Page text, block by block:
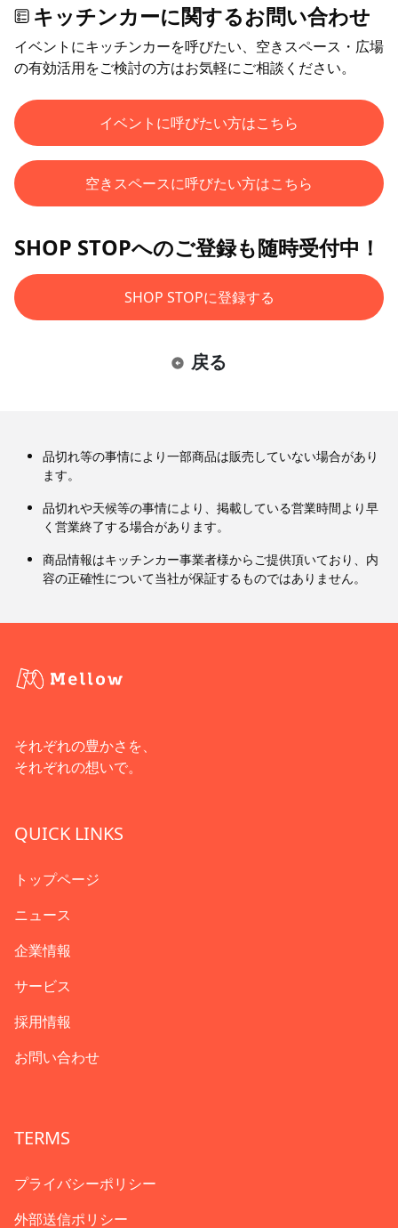
キッチンカーに関するお問い合わせ
イベントにキッチンカーを呼びたい、空きスペース・広場
の有効活用をご検討の方はお気軽にご相談ください。
イベントに呼びたい方はこちら
空きスペースに呼びたい方はこちら
SHOP STOPへのご登録も随時受付中！
SHOP STOPに登録する
戻る
品切れ等の事情により一部商品は販売していない場合があり
ます。
品切れや天候等の事情により、掲載している営業時間より早
く営業終了する場合があります。
商品情報はキッチンカー事業者様からご提供頂いており、内
容の正確性について当社が保証するものではありません。
それぞれの豊かさを、
それぞれの想いで。
QUICK LINKS
トップページ
ニュース
企業情報
サービス
採用情報
お問い合わせ
TERMS
プライバシーポリシー
外部送信ポリシー